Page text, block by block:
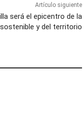
Artículo siguiente
será el epicentro de la
y del territorio